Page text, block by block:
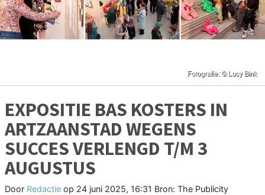
EXPOSITIE BAS KOSTERS IN
ARTZAANSTAD WEGENS
SUCCES VERLENGD T/M 3
AUGUSTUS
Door Redactie op 24 juni 2025, 16:31 Bron: The Publicity